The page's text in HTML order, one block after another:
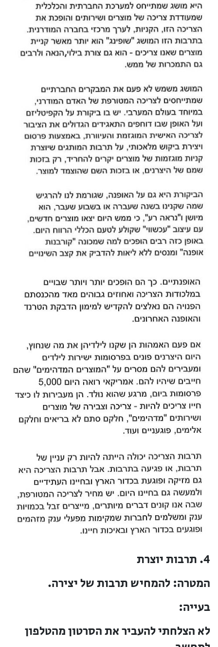
4. תרבות יוצרת
המטרה: להמחיש תרבות של יצירה.
בעייה:
לא הצלחתי להעביר את הסרטון מהטלפון